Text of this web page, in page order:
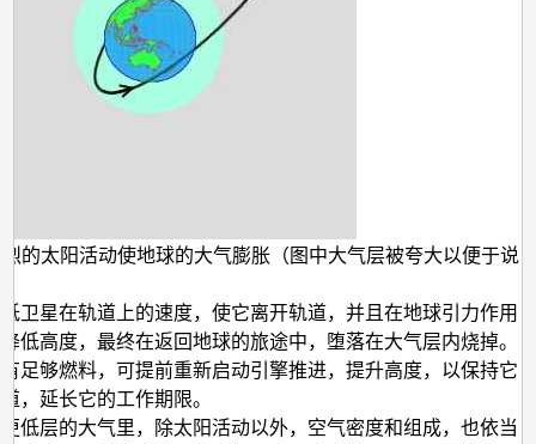
的太阳活动使地球的大气膨胀（图中大气层被夸大以便于说
卫星在轨道上的速度，使它离开轨道，并且在地球引力作用
低高度，最终在返回地球的旅途中，堕落在大气层内烧掉。
足够燃料，可提前重新启动引擎推进，提升高度，以保持它
，延长它的工作期限。
低层的大气里，除太阳活动以外，空气密度和组成，也依当